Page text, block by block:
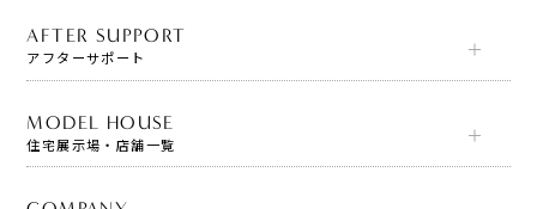
AFTER SUPPORT
アフターサポート
MODEL HOUSE
住宅展示場・店舗一覧